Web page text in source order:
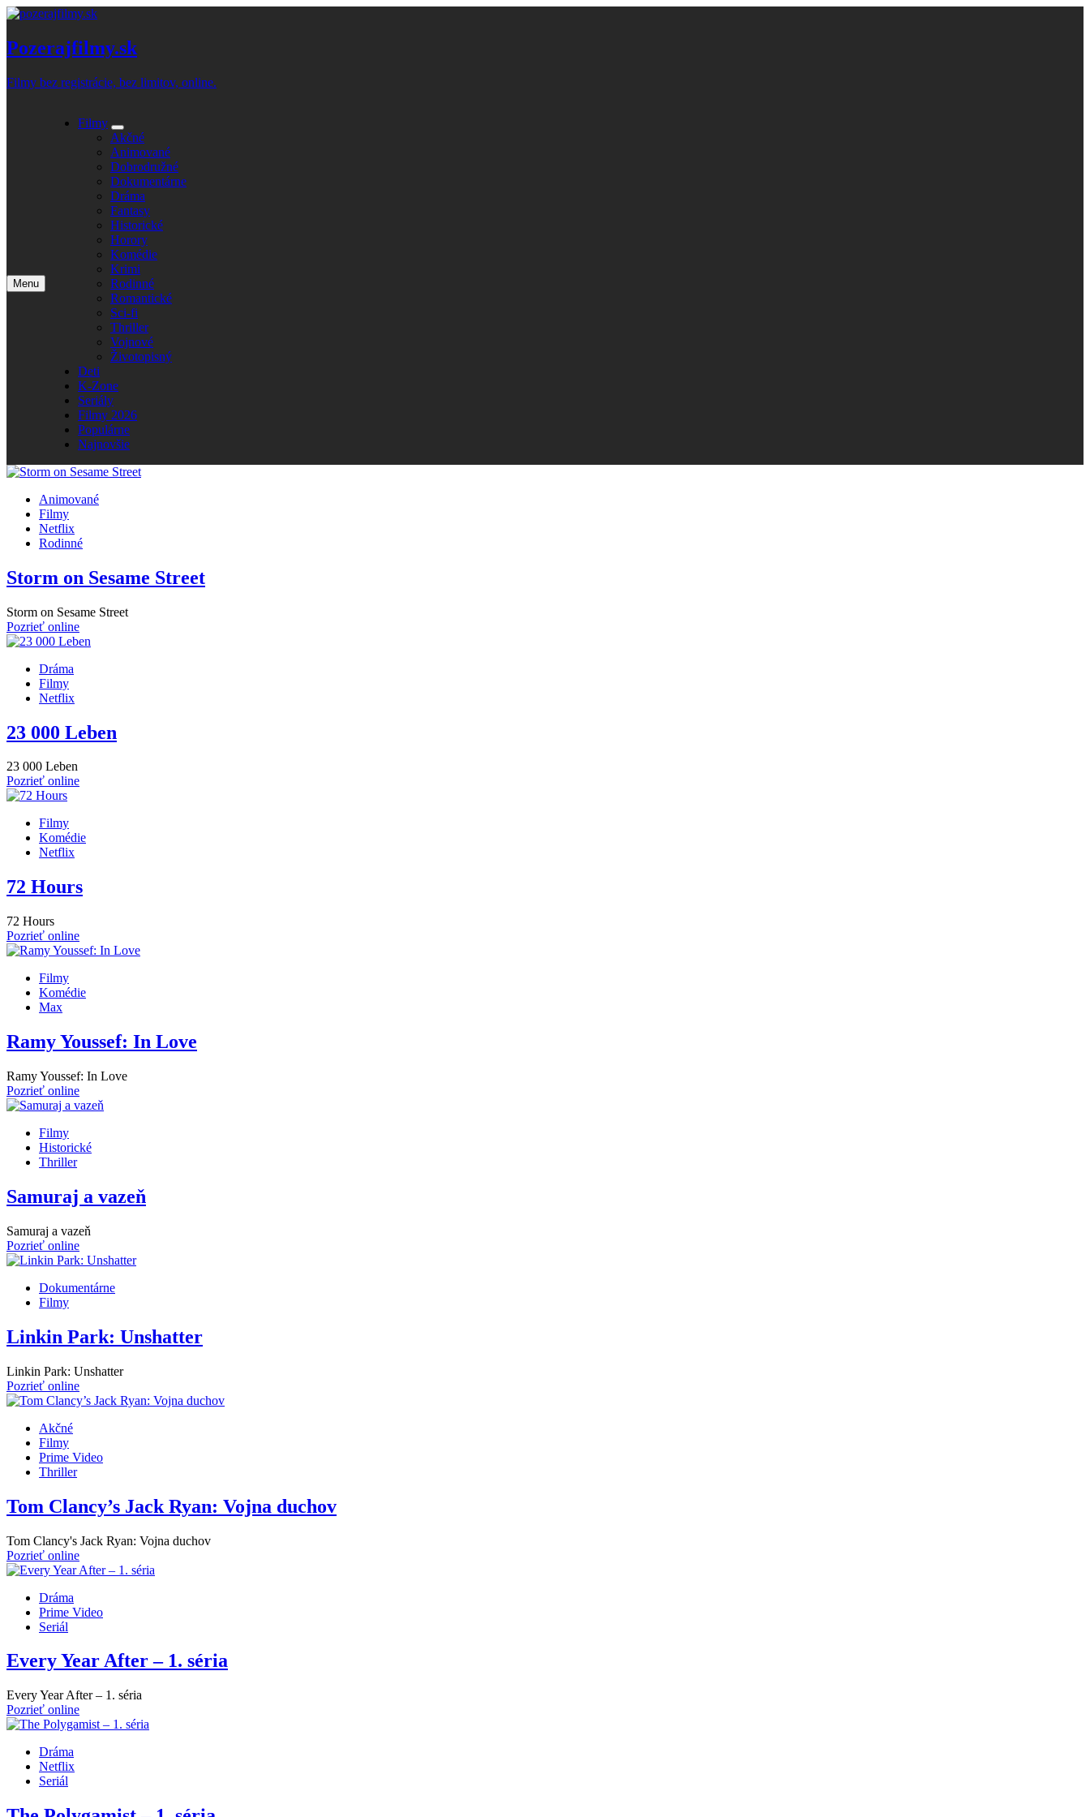
Skip
content
Pozerajfilmy.sk
Filmy bez registrácie, bez limitov, online.
Menu
Open
Filmy
Expand
submenu
Akčné
Animované
Dobrodružné
Dokumentárne
Dráma
Fantasy
Historické
Horory
Komédie
Krimi
Rodinné
Romantické
Sci-fi
Thriller
Vojnové
Životopisný
Deti
K-Zone
Seriály
Filmy 2026
Populárne
Najnovšie
Animované
Filmy
Netflix
Rodinné
Storm on Sesame Street
Storm on Sesame Street
Pozrieť online
Dráma
Filmy
Netflix
23 000 Leben
23 000 Leben
Pozrieť online
Filmy
Komédie
Netflix
72 Hours
72 Hours
Pozrieť online
Filmy
Komédie
Max
Ramy Youssef: In Love
Ramy Youssef: In Love
Pozrieť online
Filmy
Historické
Thriller
Samuraj a vazeň
Samuraj a vazeň
Pozrieť online
Dokumentárne
Filmy
Linkin Park: Unshatter
Linkin Park: Unshatter
Pozrieť online
Akčné
Filmy
Prime Video
Thriller
Tom Clancy’s Jack Ryan: Vojna duchov
Tom Clancy's Jack Ryan: Vojna duchov
Pozrieť online
Dráma
Prime Video
Seriál
Every Year After – 1. séria
Every Year After – 1. séria
Pozrieť online
Dráma
Netflix
Seriál